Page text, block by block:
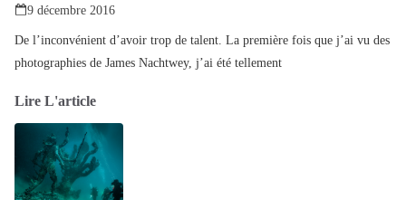
9 décembre 2016
De l’inconvénient d’avoir trop de talent. La première fois que j’ai vu des
photographies de James Nachtwey, j’ai été tellement
Lire L'article